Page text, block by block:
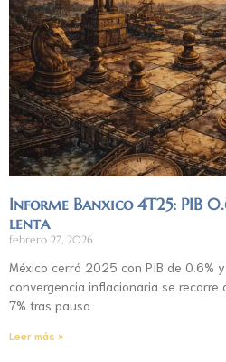
Informe Banxico 4T25: PIB
lenta
febrero 27, 2026
México cerró 2025 con PIB de 0.6%
convergencia inflacionaria se recorre
7% tras pausa.
Leer más »